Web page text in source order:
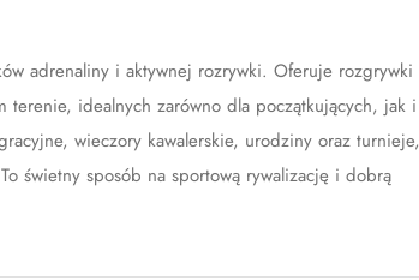
adrenaliny i aktywnej rozrywki. Oferuje rozgrywki
terenie, idealnych zarówno dla początkujących, jak i
wieczory kawalerskie, urodziny oraz turnieje,
świetny sposób na sportową rywalizację i dobrą